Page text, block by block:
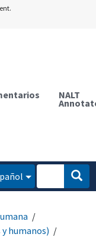
NALT
humanos)